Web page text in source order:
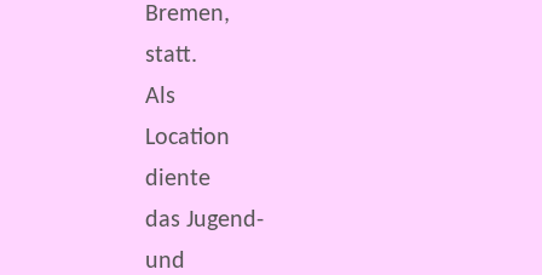
Bremen,
statt.
Als
Location
diente
das Jugend-
und